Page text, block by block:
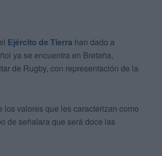
Ejército de Tierra han dado a
ya se encuentra en Bretaña,
de Rugby, con representación de la
valores que les caracterizan como
de señalara que será doce las